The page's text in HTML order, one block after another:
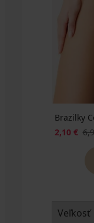
Brazilky
2,10 €